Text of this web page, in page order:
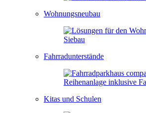
Wohnungsneubau
Fahrradunterstände
Kitas und Schulen